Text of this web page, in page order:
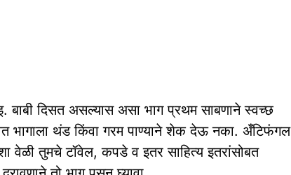
बाबी दिसत असल्यास असा भाग प्रथम साबणाने स्वच्छ
भागाला थंड किंवा गरम पाण्याने शेक देऊ नका. अँटिफंगल
वेळी तुमचे टॉवेल, कपडे व इतर साहित्य इतरांसोबत